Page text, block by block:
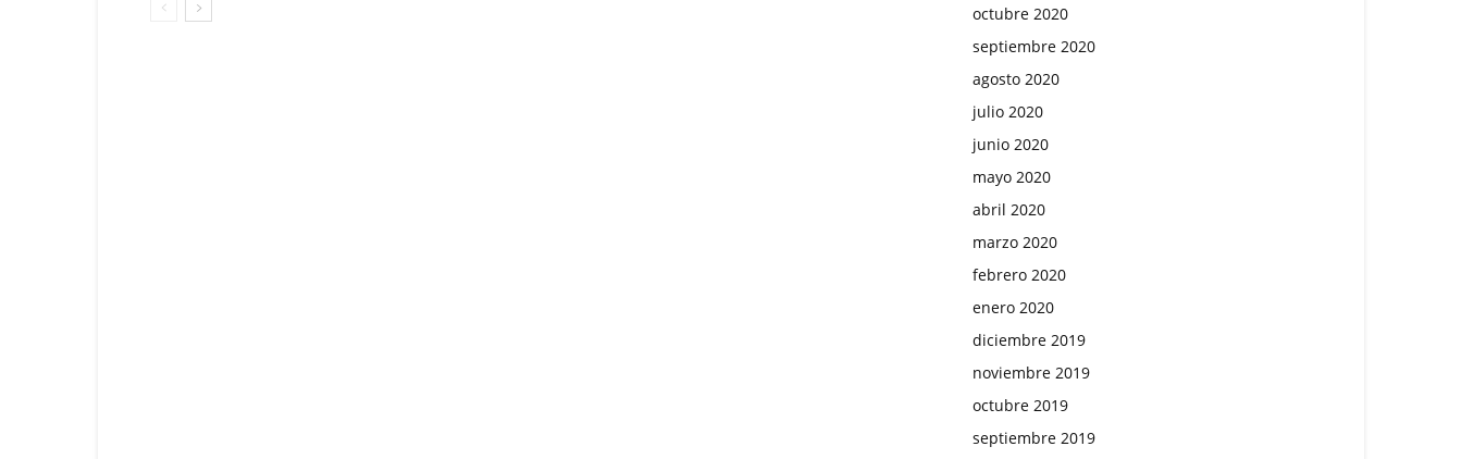
octubre 2020
septiembre 2020
agosto 2020
julio 2020
junio 2020
mayo 2020
abril 2020
marzo 2020
febrero 2020
enero 2020
diciembre 2019
noviembre 2019
octubre 2019
septiembre 2019